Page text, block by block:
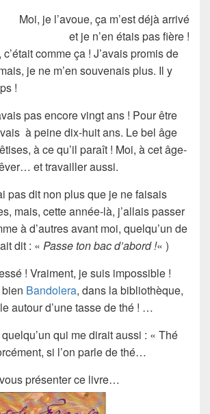
Moi, je l’avoue, ça m’est déjà arrivé
et je n’en étais pas fière !
comme ça ! J’avais promis de
je ne m’en souvenais plus. Il y
!
pas encore vingt ans ! Pour être
à peine dix-huit ans. Le bel âge
à ce qu’il paraît ! Moi, à cet âge-
… et travailler aussi.
pas dit non plus que je ne faisais
mais, cette année-là, j’allais passer
à d’autres avant moi, quelqu’un de
dit : « Passe ton bac d’abord !« )
! Vraiment, je suis impossible !
Bandolera, dans la bibliothèque,
autour d’une tasse de thé ! …
qui me dirait aussi : « Thé
si l’on parle de thé…
présenterce livre…